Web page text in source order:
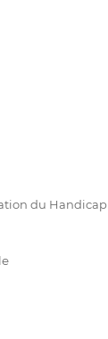
du Handicap